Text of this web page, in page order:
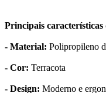
Principais
- Material: Polipropileno
- Cor: Terracota
- Design: Moderno e